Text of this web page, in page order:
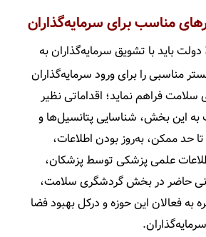
مناسب برای سرمایه­‌گذاران
دولت باید با تشویق سرمایه­‌گذاران به
مناسبی را برای ورود سرمایه‌گذاران
سلامت فراهم نماید؛ اقداماتی نظیر
این بخش، شناسایی پتانسیل­‌ها و
حد ممکن، به‌روز بودن اطلاعات،
علمی پزشکی توسط پزشکان،
حاضر در بخش گردشگری سلامت،
به فعالان این حوزه و درکل بهبود فضا